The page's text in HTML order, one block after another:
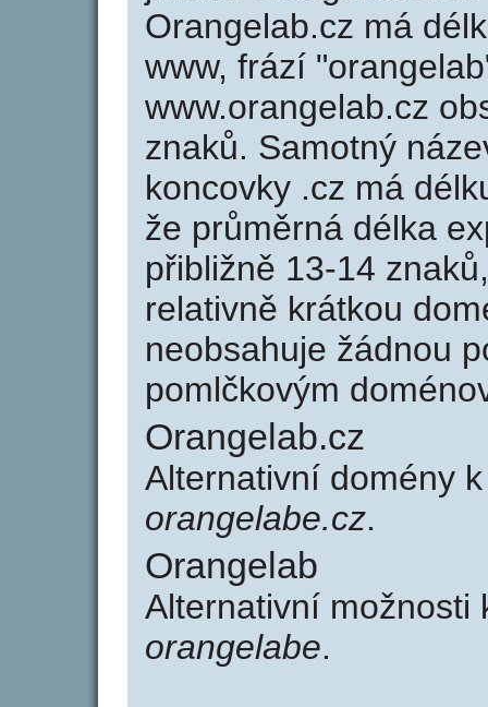
Orangelab.cz má
www, frází
www.orangelab.cz
znaků. Samotný
koncovky .cz má
že průměrná délka
přibližně 13-14
relativně krátkou
neobsahuje žádnou
pomlčkovým
Orangelab.cz
Alternativní domény
orangelabe.cz.
Orangelab
Alternativní možnosti
orangelabe.